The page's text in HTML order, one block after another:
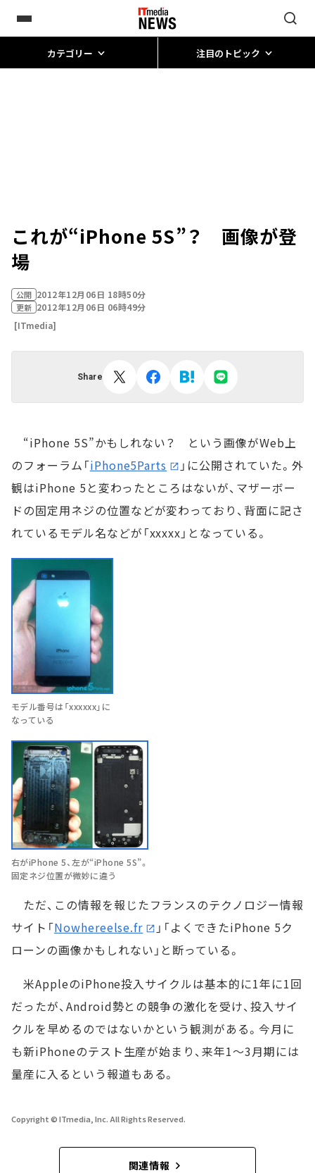
カテゴリー 注目のトピック
これが“iPhone 5S”？ 画像が登
場
公開 2012年12月06日 18時50分
更新 2012年12月06日 06時49分
[ITmedia]
Share
“iPhone 5S”かもしれない？ という画像がWeb上
のフォーラム「iPhone5Parts
」に公開されていた。外
観はiPhone 5と変わったところはないが、マザーボー
ドの固定用ネジの位置などが変わっており、背面に記さ
れているモデル名などが「xxxxx」となっている。
モデル番号は「xxxxxx」に
なっている
右がiPhone 5、左が“iPhone 5S”。
固定ネジ位置が微妙に違う
ただ、この情報を報じたフランスのテクノロジー情報
サイト「Nowhereelse.fr
」「よくできたiPhone 5ク
ローンの画像かもしれない」と断っている。
米AppleのiPhone投入サイクルは基本的に1年に1回
だったが、Android勢との競争の激化を受け、投入サイ
クルを早めるのではないかという観測がある。今月に
も新iPhoneのテスト生産が始まり、来年1～3月期には
量産に入るという報道もある。
Copyright © ITmedia, Inc. All Rights Reserved.
関連情報